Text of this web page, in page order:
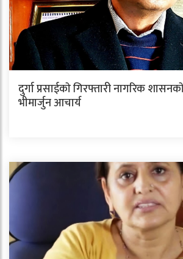
दुर्गा प्रसाईकाे गिरफ्तारी नागरिक
भीमार्जुन आचार्य